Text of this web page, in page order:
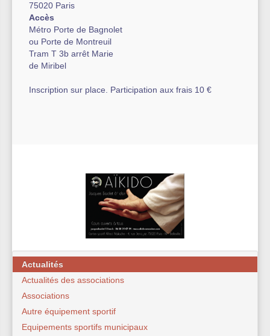
75020 Paris
Accès
Métro Porte de Bagnolet
ou Porte de Montreuil
Tram T 3b arrêt Marie
de Miribel
Inscription sur place. Participation aux frais 10 €
Actualités
Actualités des associations
Associations
Autre équipement sportif
Equipements sportifs municipaux